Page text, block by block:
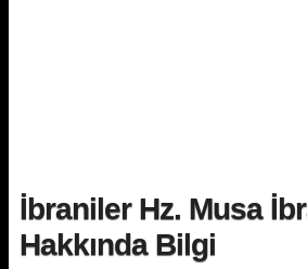
İbraniler Hz. Musa
Hakkında Bilgi